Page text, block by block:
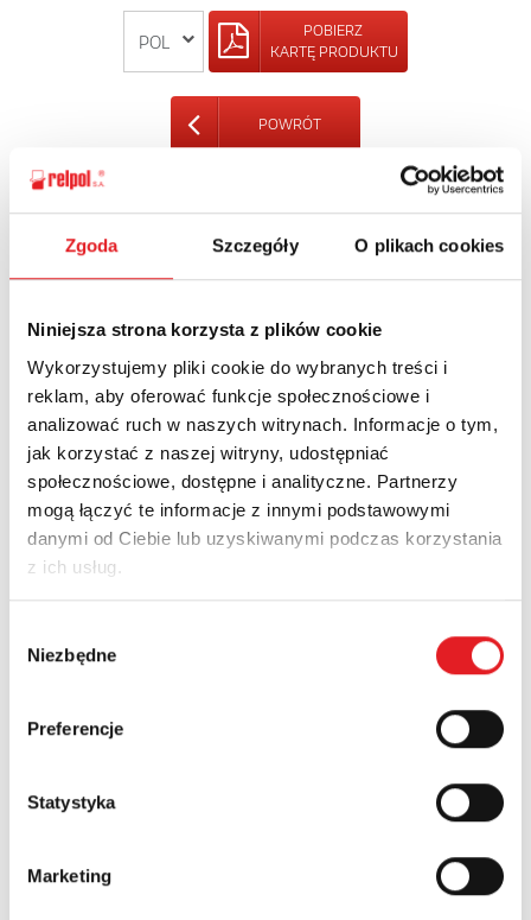
Zgoda Szczegóły O plikach cookies
Niniejsza strona korzysta z plików cookie
Wykorzystujemy pliki cookie do wybranych treści i
reklam, aby oferować funkcje społecznościowe i
analizować ruch w naszych witrynach. Informacje o tym,
jak korzystać z naszej witryny, udostępniać
społecznościowe, dostępne i analityczne. Partnerzy
mogą łączyć te informacje z innymi podstawowymi
danymi od Ciebie lub uzyskiwanymi podczas korzystania
z ich usług.
zgody
Niezbędne
Preferencje
Statystyka
Marketing
POBIERZ
KARTĘ PRODUKTU
POWRÓT
Zapytaj o szczegóły oferty
Adres e-mail: *
Nazwa firmy:
Numer telefonu:
Treść: *